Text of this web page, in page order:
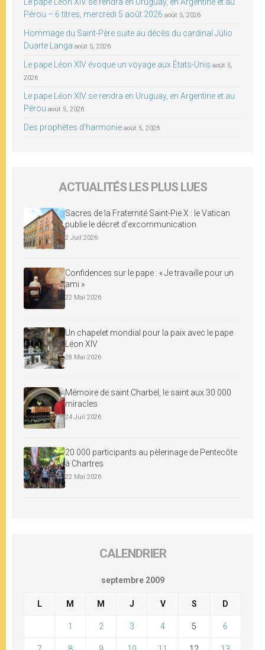
Pérou – 6 titres, mercredi 5 août 2026 août 5, 2026
Hommage du Saint-Père suite au décès du cardinal Júlio
Duarte Langa août 5, 2026
Le pape Léon XIV évoque un voyage aux États-Unis août 5,
2026
Le pape Léon XIV se rendra en Uruguay, en Argentine et au
Pérou août 5, 2026
Des prophètes d’harmonie août 5, 2026
ACTUALITÉS LES PLUS LUES
Sacres de la Fraternité Saint-Pie X : le Vatican
publie le décret d’excommunication
2 Juil 2026
Confidences sur le pape : « Je travaille pour un
ami »
22 Mai 2026
Un chapelet mondial pour la paix avec le pape
Léon XIV
28 Mai 2026
Mémoire de saint Charbel, le saint aux 30 000
miracles
24 Juil 2026
20 000 participants au pèlerinage de Pentecôte
à Chartres
22 Mai 2026
CALENDRIER
septembre 2009
L M M J V S D
1 2 3 4 5 6